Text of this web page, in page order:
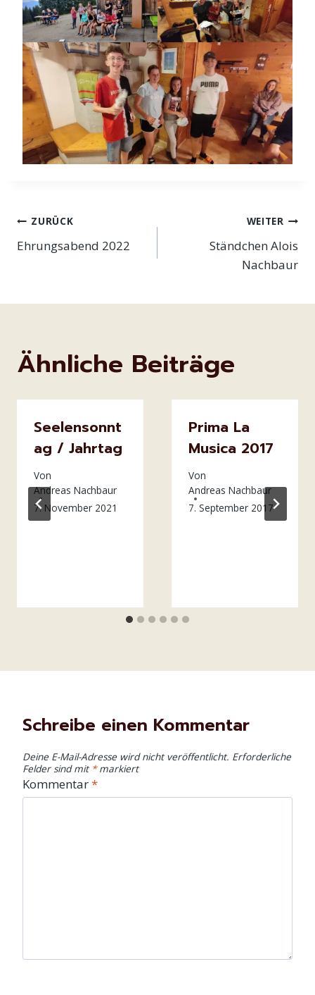
Beitragsnavigation
ZURÜCK
Ehrungsabend 2022
WEITER
Ständchen Alois
Nachbaur
Ähnliche Beiträge
Seelensonnt
ag / Jahrtag
Von
Andreas Nachbaur
7. November 2021
Prima La
Musica 2017
Von
Andreas Nachbaur
7. September 2017
Schreibe einen Kommentar
Deine E-Mail-Adresse wird nicht veröffentlicht. Erforderliche
Felder sind mit *markiert
Kommentar*